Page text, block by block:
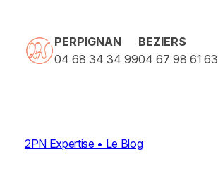
PERPIGNAN
04 68 34 34 99
BEZIERS
04 67 98 61 63
2PN Expertise • Le Blog